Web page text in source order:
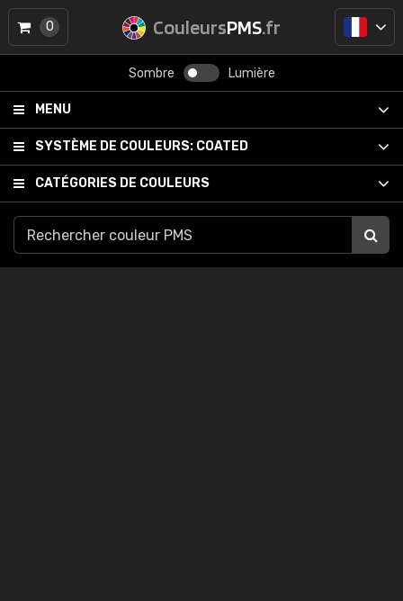
CouleursPMS.fr
Sombre Lumière
MENU
SYSTÈME DE COULEURS: COATED
CATÉGORIES DE COULEURS
0